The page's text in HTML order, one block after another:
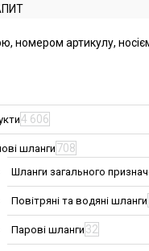
номером артикулу,
4 606
шланги 708
Шланги загального
Повітряні та водяні шланги
Парові шланги 32